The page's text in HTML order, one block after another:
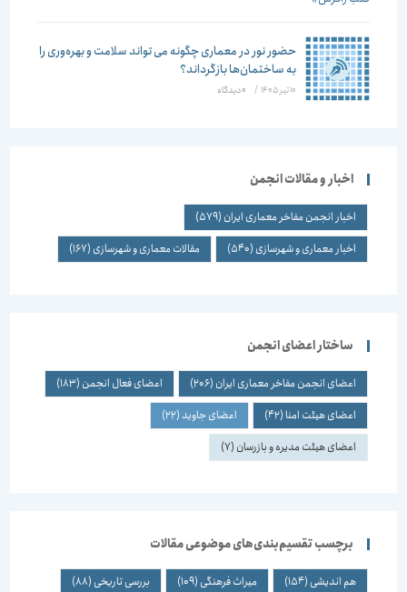
حضور نور در معماری چگونه می تواند سلامت و بهره‌وری را
به ساختمان‌ها بازگرداند؟
10 تیر 1405 / ۰ دیدگاه
اخبار و مقالات انجمن
اخبار انجمن مفاخر معماری ایران(579)
اخبار معماری و شهرسازی(540) مقالات معماری و شهرسازی(167)
ساختار اعضای انجمن
اعضای انجمن مفاخر معماری ایران(206) اعضای فعال انجمن(183)
اعضای هیئت امنا (42) اعضای جاوید(22)
اعضای هیئت مدیره و بازرسان(7)
برچسب تقسیم‌بندی‌های موضوعی مقالات
هم اندیشی(154) میراث فرهنگی(109) بررسی تاریخی(88)